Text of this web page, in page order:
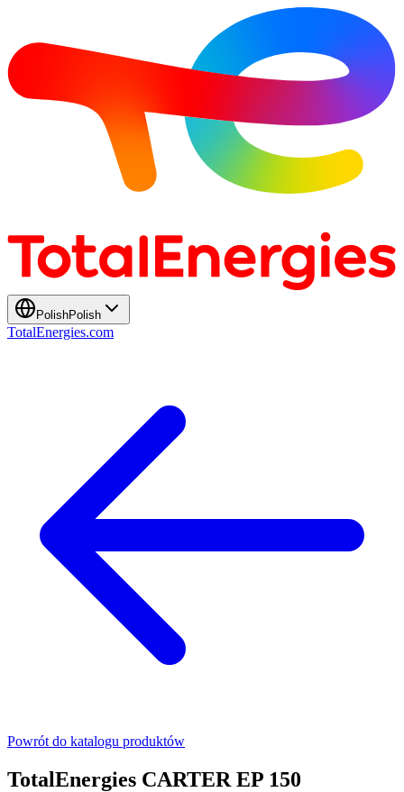
PolishPolish
TotalEnergies.com
Powrót do katalogu produktów
TotalEnergies CARTER EP 150